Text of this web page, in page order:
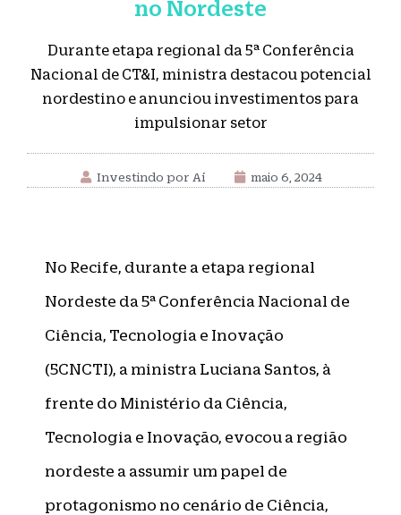
no Nordeste
Durante etapa regional da 5ª Conferência
Nacional de CT&I, ministra destacou potencial
nordestino e anunciou investimentos para
impulsionar setor
Investindo por Aí maio 6, 2024
No Recife, durante a etapa regional
Nordeste da 5ª Conferência Nacional de
Ciência, Tecnologia e Inovação
(5CNCTI), a ministra Luciana Santos, à
frente do Ministério da Ciência,
Tecnologia e Inovação, evocou a região
nordeste a assumir um papel de
protagonismo no cenário de Ciência,